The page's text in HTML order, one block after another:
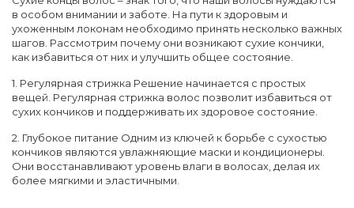
в особом внимании и заботе. На пути к здоровым и
ухоженным локонам необходимо принять несколько важных
шагов. Рассмотрим почему они возникают сухие кончики,
как избавиться от них и улучшить общее состояние.
1. Регулярная стрижка Решение начинается с простых
вещей. Регулярная стрижка волос позволит избавиться от
сухих кончиков и поддерживать их здоровое состояние.
2. Глубокое питание Одним из ключей к борьбе с сухостью
кончиков являются увлажняющие маски и кондиционеры.
Они восстанавливают уровень влаги в волосах, делая их
более мягкими и эластичными.